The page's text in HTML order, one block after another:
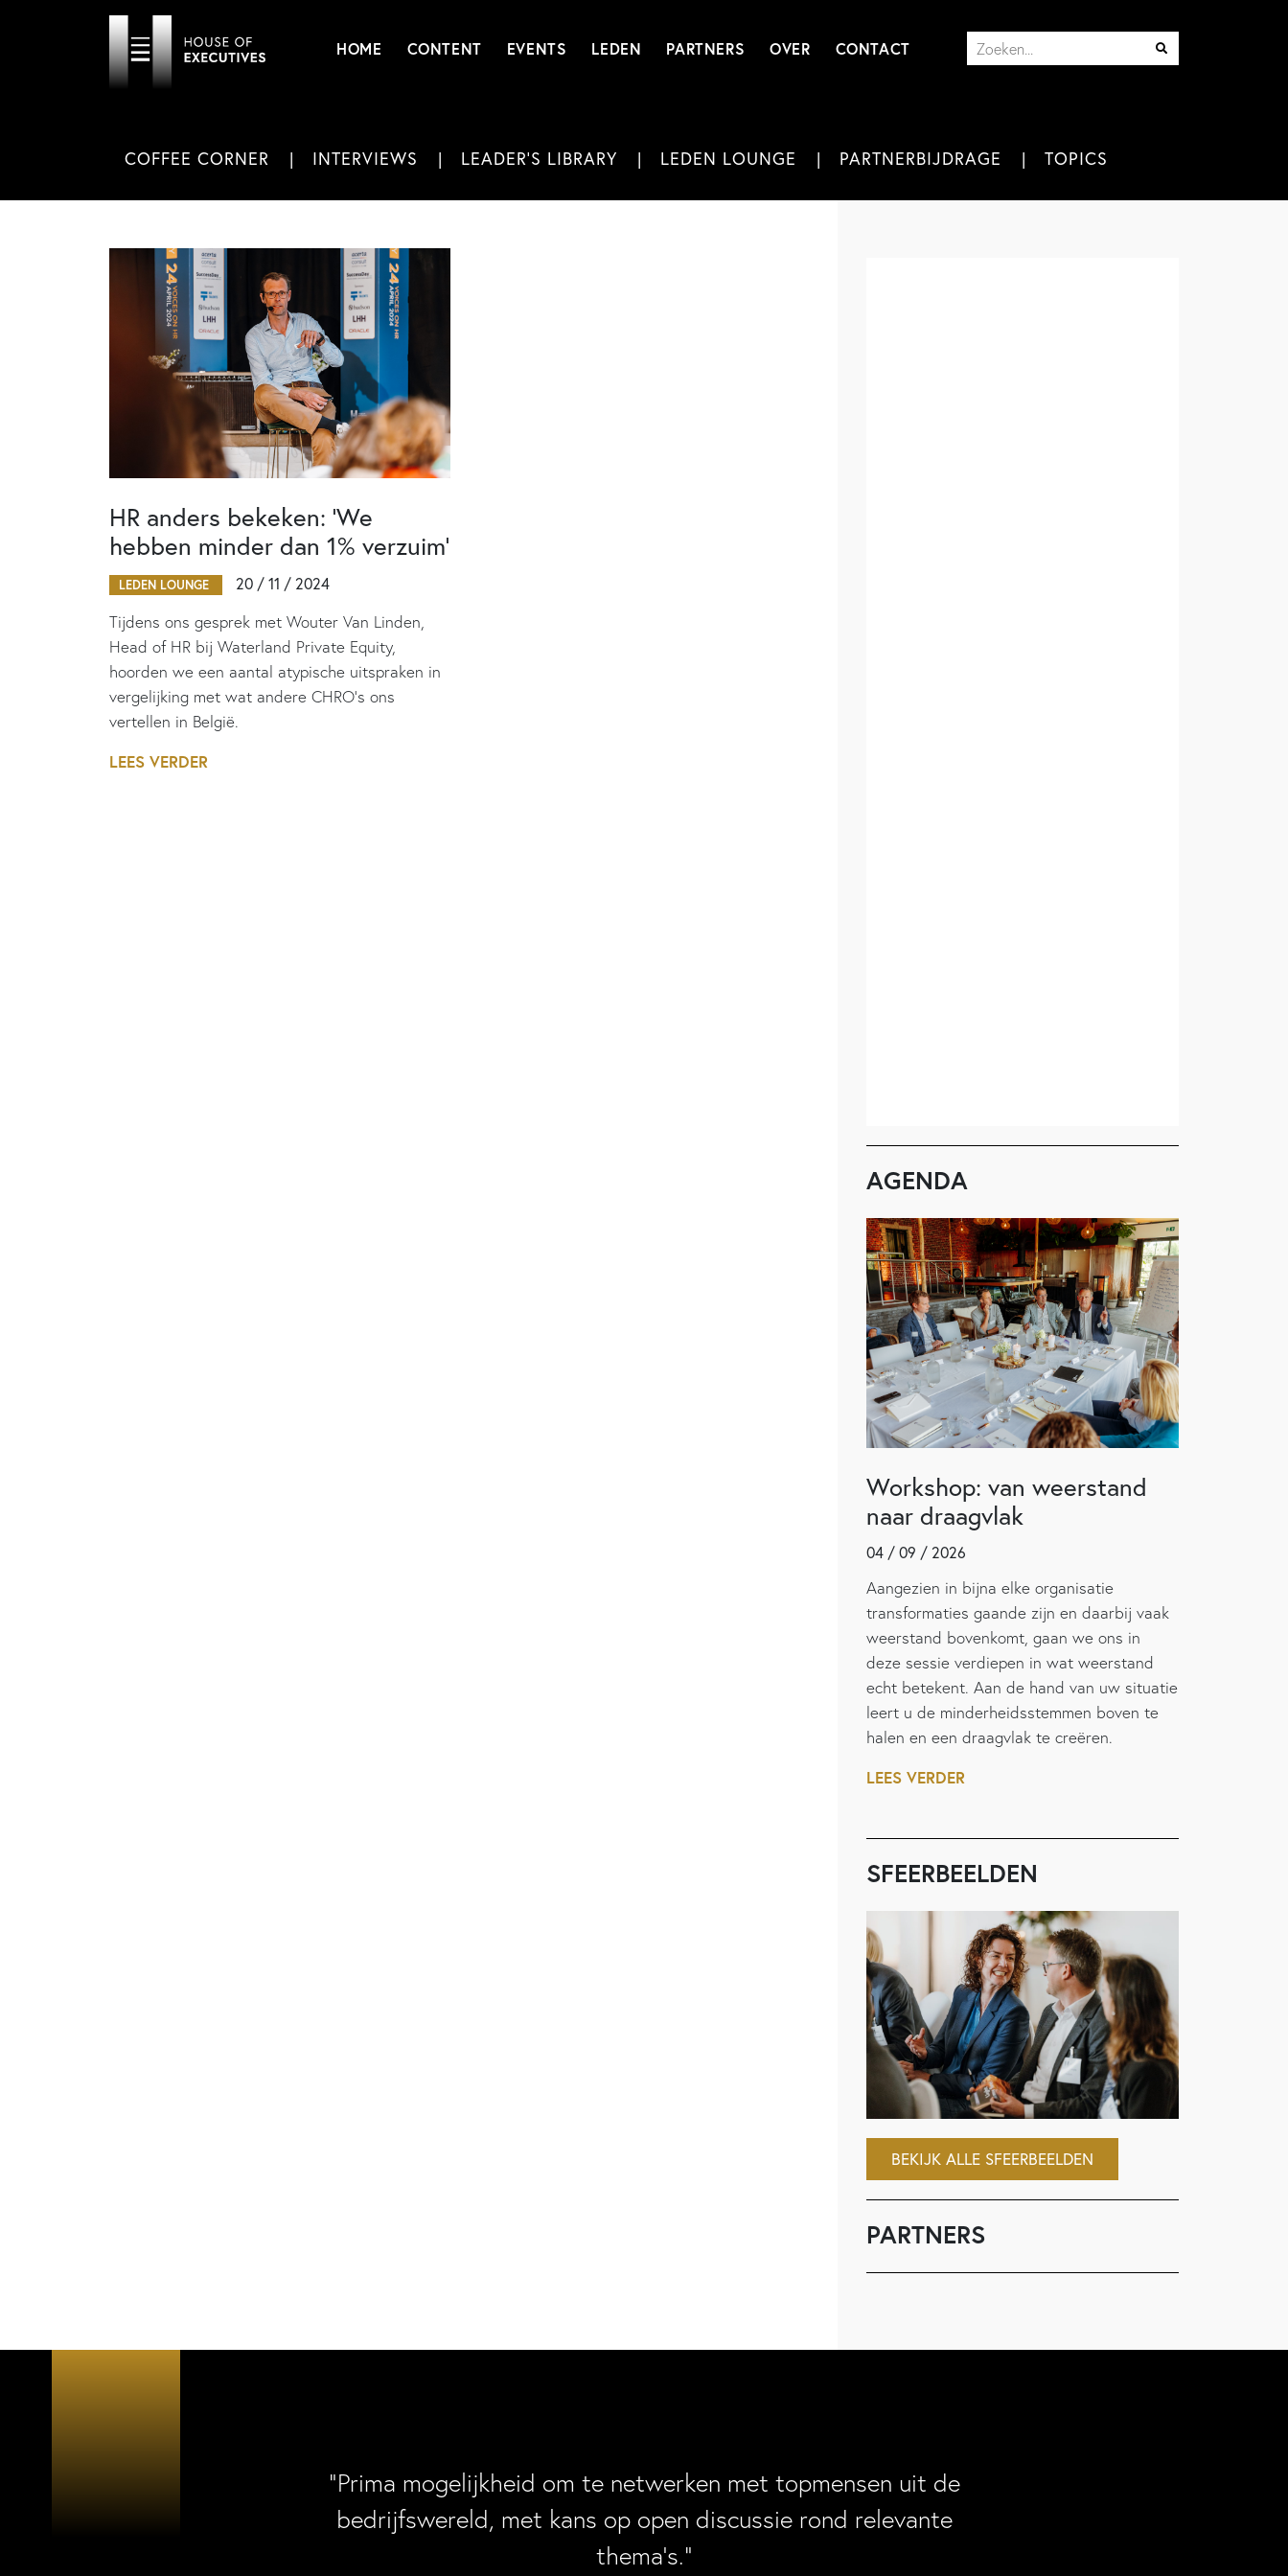
HOME CONTENT EVENTS LEDEN PARTNERS OVER CONTACT
COFFEE CORNER INTERVIEWS LEADER'S LIBRARY LEDEN LOUNGE PARTNERBIJDRAGE TOPICS
HR anders bekeken: ‘We
hebben minder dan 1% verzuim’
LEDEN LOUNGE
20 / 11 / 2024
Tijdens ons gesprek met Wouter Van Linden,
Head of HR bij Waterland Private Equity,
hoorden we een aantal atypische uitspraken in
vergelijking met wat andere CHRO’s ons
vertellen in België.
LEES VERDER
AGENDA
Workshop: van weerstand
naar draagvlak
04 / 09 / 2026
Aangezien in bijna elke organisatie
transformaties gaande zijn en daarbij vaak
weerstand bovenkomt, gaan we ons in
deze sessie verdiepen in wat weerstand
echt betekent. Aan de hand van uw situatie
leert u de minderheidsstemmen boven te
halen en een draagvlak te creëren.
LEES VERDER
SFEERBEELDEN
BEKIJK ALLE SFEERBEELDEN
PARTNERS
“Prima mogelijkheid om te netwerken met topmensen uit de
bedrijfswereld, met kans op open discussie rond relevante
thema’s.”